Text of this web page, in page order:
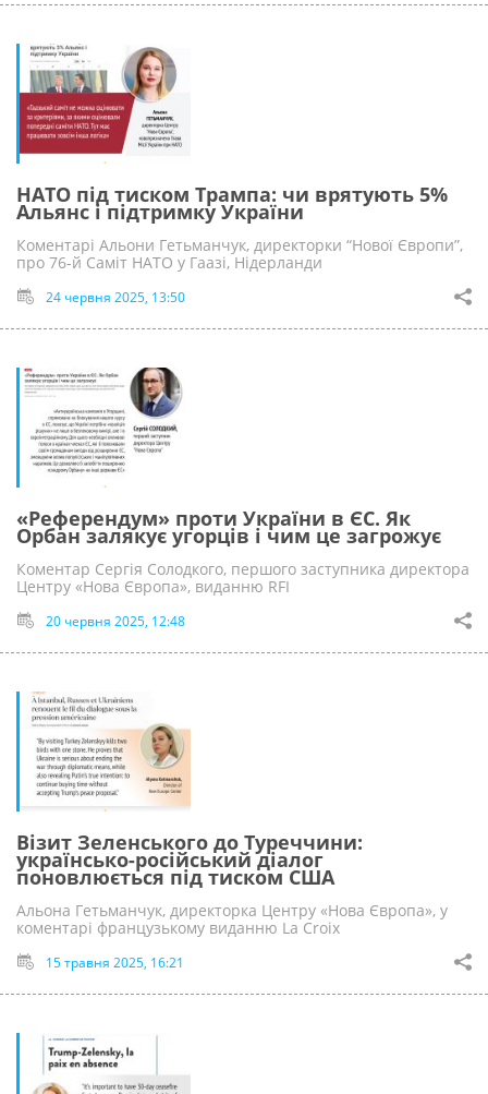
НАТО під тиском Трампа: чи врятують 5%
Альянс і підтримку України
Коментарі Альони Гетьманчук, директорки “Нової Європи”,
про 76-й Саміт НАТО у Гаазі, Нідерланди
24 червня 2025, 13:50
«Референдум» проти України в ЄС. Як
Орбан залякує угорців і чим це загрожує
Коментар Сергія Солодкого, першого заступника директора
Центру «Нова Європа», виданню RFI
20 червня 2025, 12:48
Візит Зеленського до Туреччини:
українсько-російський діалог
поновлюється під тиском США
Альона Гетьманчук, директорка Центру «Нова Європа», у
коментарі французькому виданню La Croix
15 травня 2025, 16:21